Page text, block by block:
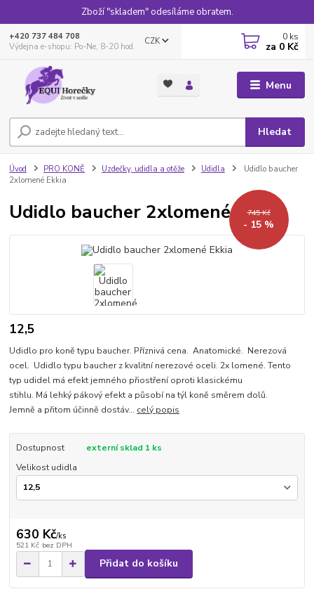
Zboží "skladem" odesíláme obratem.
Menu
CZK
Hledat
+420 737 484 708
Výdejna e-shopu: Po-Ne, 8-20 hod.
0 ks
za 0 Kč
Úvod PRO KONĚ Uzdečky, udidla a otěže Udidla
Udidlo baucher
2xlomené Ekkia
Udidlo baucher 2xlomené Ekkia
745 Kč
- 15 %
12,5
Udidlo pro koně typu baucher. Příznivá cena. Anatomické. Nerezová
ocel. Udidlo typu baucher z kvalitní nerezové oceli. 2x lomené. Tento
typ udidel má efekt jemného přiostření oproti klasickému
stihlu. Má lehký pákový efekt a působí na týl koně směrem dolů.
Jemně a přitom účinně dostáv... celý popis
Dostupnost
externí sklad 1 ks
Velikost udidla
630 Kč/ks
521 Kč bez DPH
Přidat do košíku